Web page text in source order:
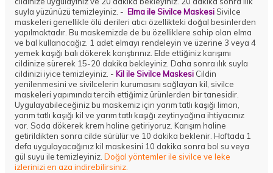
suyla yüzünüzü temizleyiniz. - Elma ile Sivilce Maskesi Sivilce
maskeleri genellikle ölü derileri atıcı özellikteki doğal besinlerden
yapılmaktadır. Bu maskemizde de bu özelliklere sahip olan elma
ve bal kullanacağız. 1 adet elmayı rendeleyin ve üzerine 3 veya 4
yemek kaşığı balı dökerek karıştırınız. Elde ettiğiniz karışımı
cildinize sürerek 15-20 dakika bekleyiniz. Daha sonra ılık suyla
cildinizi iyice temizleyiniz. - Kil ile Sivilce Maskesi Cildin
yenilenmesini ve sivilcelerin kurumasını sağlayan kil, sivilce
maskeleri yapımında tercih ettiğimiz ürünlerden bir tanesidir.
Uygulayabileceğiniz bu maskemiz için yarım tatlı kaşığı limon,
yarım tatlı kaşığı kil ve yarım tatlı kaşığı zeytinyağına ihtiyacınız
var. Soda dökerek krem haline getiriyoruz. Karışım haline
getirildikten sonra cilde sürülür ve 10 dakika beklenir. Haftada 1
defa uygulayacağınız kil maskesini 10 dakika sonra bol su veya
gül suyu ile temizleyiniz. Doğal yöntemler ile sivilce ve leke
izlerinizi en aza indirebilirsiniz.